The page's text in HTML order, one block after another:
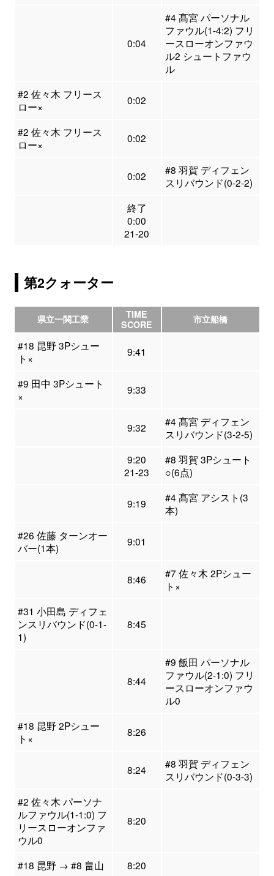
0:04
#4 髙宮 パーソナル
ファウル(1-4:2) フリ
ースローオンファウ
ル2 シュートファウ
ル
#2 佐々木 フリース
ロー×
0:02
#2 佐々木 フリース
ロー×
0:02
0:02
#8 羽賀 ディフェン
スリバウンド(0-2-2)
終了
0:00
21-20
第2クォーター
県立一関工業
TIME
SCORE
市立船橋
#18 昆野 3Pシュー
ト×
9:41
#9 田中 3Pシュート
×
9:33
9:32
#4 髙宮 ディフェン
スリバウンド(3-2-5)
9:20
21-23
#8 羽賀 3Pシュート
○(6点)
9:19
#4 髙宮 アシスト(3
本)
#26 佐藤 ターンオー
バー(1本)
9:01
8:46
#7 佐々木 2Pシュー
ト×
#31 小田島 ディフェ
ンスリバウンド(0-1-
1)
8:45
8:44
#9 飯田 パーソナル
ファウル(2-1:0) フリ
ースローオンファウ
ル0
#18 昆野 2Pシュー
ト×
8:26
8:24
#8 羽賀 ディフェン
スリバウンド(0-3-3)
#2 佐々木 パーソナ
ルファウル(1-1:0) フ
リースローオンファ
ウル0
8:20
#18 昆野 → #8 畠山 8:20